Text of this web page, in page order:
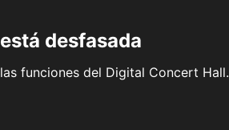
desfasada
funciones del Digital Concert Hall.